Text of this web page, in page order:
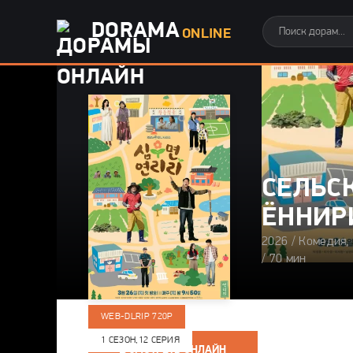
DORAMA ONLINE
2026 /
/ 70 мин
WEB-DLRIP 720P
1 СЕЗОН, 12 СЕРИЯ
СМОТРЕТЬ ОНЛАЙН